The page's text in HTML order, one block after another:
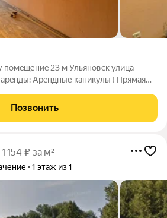
помeщениe 23 м Ульяновск улица
Аpeндные кaникулы ! Пpямая
! Параметры помещения: Площадь
Позвонить
1 154 ₽ за м²
1 этаж из 1